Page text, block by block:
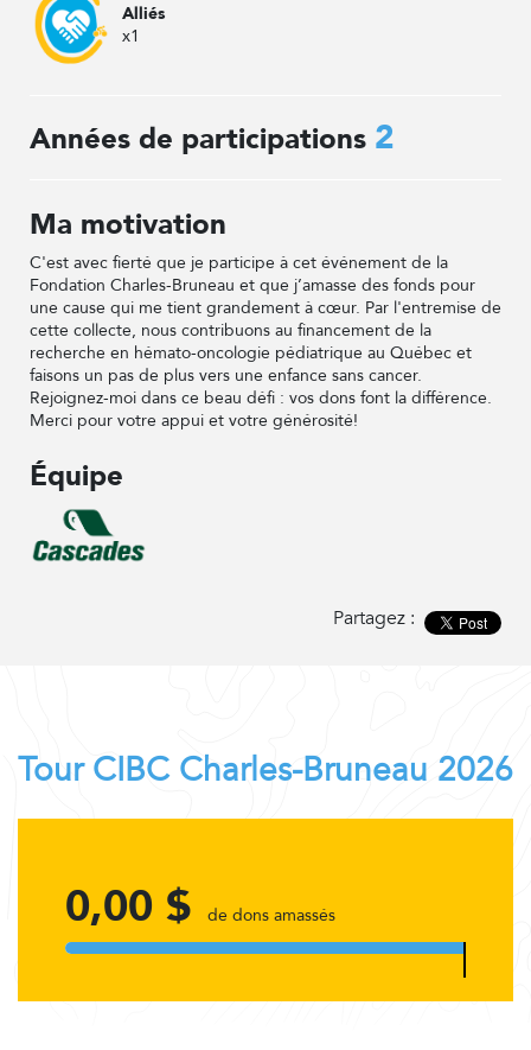
Alliés
x1
Années de participations 2
Ma motivation
C'est avec fierté que je participe à cet événement de la
Fondation Charles-Bruneau et que j’amasse des fonds pour
une cause qui me tient grandement à cœur. Par l'entremise de
cette collecte, nous contribuons au financement de la
recherche en hémato-oncologie pédiatrique au Québec et
faisons un pas de plus vers une enfance sans cancer.
Rejoignez-moi dans ce beau défi : vos dons font la différence.
Merci pour votre appui et votre générosité!
Équipe
Partagez :
Tour CIBC Charles-Bruneau 2026
0,00 $ de dons amassés